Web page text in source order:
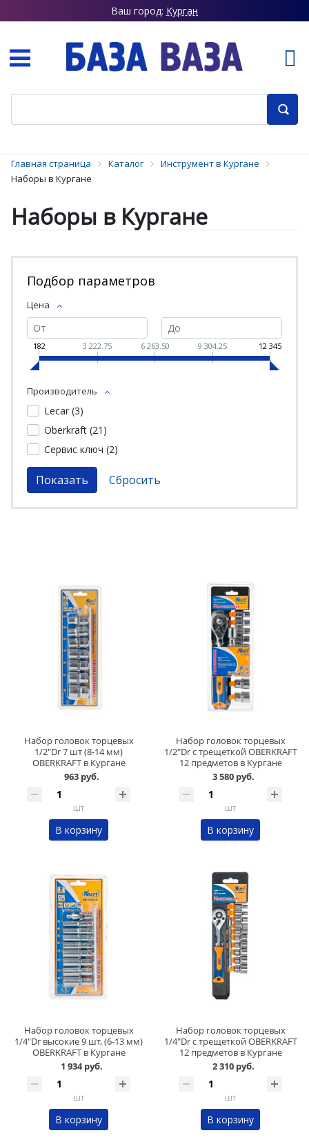
Ваш город: Курган
Главная страница Каталог
Инструмент в Кургане
Наборы в Кургане
Наборы в Кургане
Подбор параметров
Цена
182 3 222.75 6 263.50 9 304.25 12 345
Производитель
Lecar (3)
Oberkraft (21 )
Сервис ключ (2)
Набор головок торцевых
1/2"Dr 7 шт (8-14 мм)
OBERKRAFT в Кургане
963 руб.
шт
В корзину
Набор головок торцевых
1/2"Dr с трещеткой OBERKRAFT
12 предметов в Кургане
3 580 руб.
шт
В корзину
Набор головок торцевых
1/4"Dr высокие 9 шт, (6-13 мм)
OBERKRAFT в Кургане
1 934 руб.
шт
В корзину
Набор головок торцевых
1/4"Dr с трещеткой OBERKRAFT
12 предметов в Кургане
2 310 руб.
шт
В корзину